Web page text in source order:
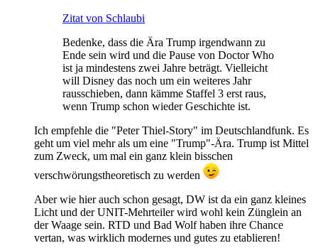
Zitat von Schlaubi
Bedenke, dass die Ära Trump irgendwann zu
Ende sein wird und die Pause von Doctor Who
ist ja mindestens zwei Jahre beträgt. Vielleicht
will Disney das noch um ein weiteres Jahr
rausschieben, dann kämme Staffel 3 erst raus,
wenn Trump schon wieder Geschichte ist.
Ich empfehle die "Peter Thiel-Story" im Deutschlandfunk. Es
geht um viel mehr als um eine "Trump"-Ära. Trump ist Mittel
zum Zweck, um mal ein ganz klein bisschen
verschwörungstheoretisch zu werden
Aber wie hier auch schon gesagt, DW ist da ein ganz kleines
Licht und der UNIT-Mehrteiler wird wohl kein Zünglein an
der Waage sein. RTD und Bad Wolf haben ihre Chance
vertan, was wirklich modernes und gutes zu etablieren!